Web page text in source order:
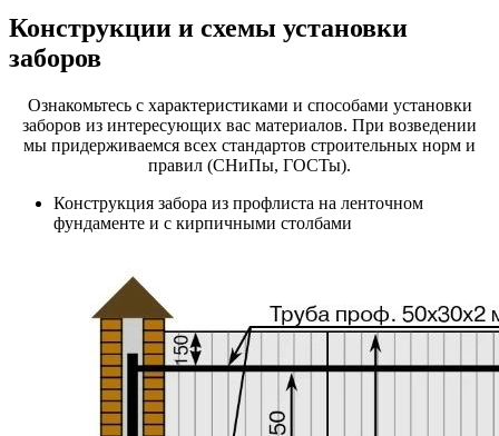
Конструкции и схемы установки
заборов
Ознакомьтесь с характеристиками и способами установки
заборов из интересующих вас материалов. При возведении
мы придерживаемся всех стандартов строительных норм и
правил (СНиПы, ГОСТы).
Конструкция забора из профлиста на ленточном
фундаменте и с кирпичными столбами